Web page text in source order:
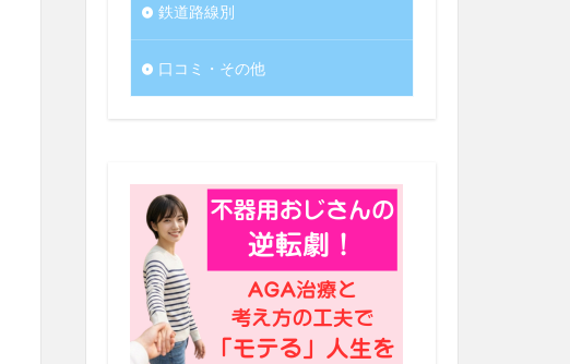
鉄道路線別
口コミ・その他